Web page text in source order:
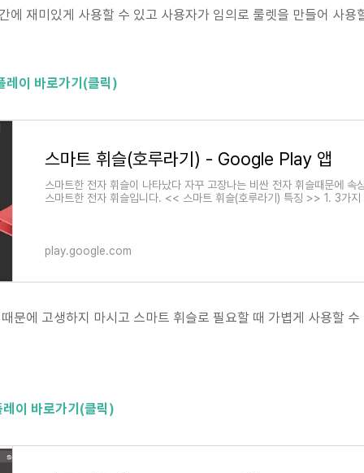
재미있게 사용할 수 있고 사용자가 임의로 룰렛을 만들어 사용
레이 바로가기(클릭)
스마트 휘슬(호루라기) - Google Play 앱
스마트한 전자 휘슬이 나타났다 자꾸 고장나는 비싼 전자 휘슬때문에 속
스마트한 전자 휘슬입니다. << 스마트 휘슬(호루라기) 특징 >> 1. 3가지
play.google.com
문에 고생하지 마시고 스마트 휘슬로 필요할 때 가볍게 사용할 수
레이 바로가기(클릭)